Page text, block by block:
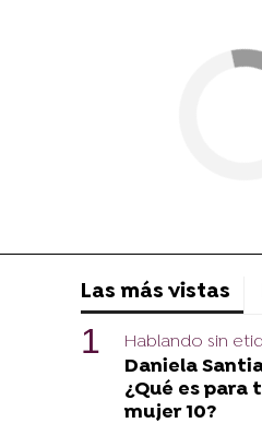
Las más vistas
Hablando sin
Daniela
¿Qué es para
mujer 10?